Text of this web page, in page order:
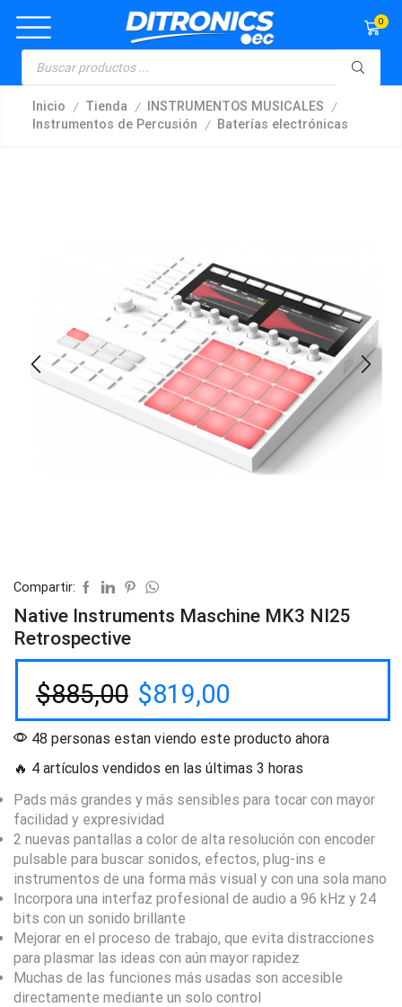
0
Inicio / Tienda / INSTRUMENTOS MUSICALES /
Instrumentos de Percusión / Baterías electrónicas
Compartir:
Native Instruments Maschine MK3 NI25
Retrospective
$885,00 $819,00
48 personas estan viendo este producto ahora
🔥 4 artículos vendidos en las últimas 3 horas
Pads más grandes y más sensibles para tocar con mayor
facilidad y expresividad
2 nuevas pantallas a color de alta resolución con encoder
pulsable para buscar sonidos, efectos, plug-ins e
instrumentos de una forma más visual y con una sola mano
Incorpora una interfaz profesional de audio a 96 kHz y 24
bits con un sonido brillante
Mejorar en el proceso de trabajo, que evita distracciones
para plasmar las ideas con aún mayor rapidez
Muchas de las funciones más usadas son accesible
directamente mediante un solo control